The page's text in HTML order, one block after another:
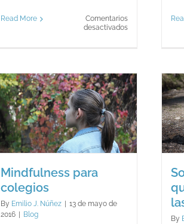
Read More
Comentarios
desactivadosen
de
azar…)
puede
crearme
problemas?
Mindfulness para
colegios
By Emilio J. Núñez
13 de mayo de
2016
Blog
Somos curiosos
¿Por qué nos
preguntamos las
cosas?
By